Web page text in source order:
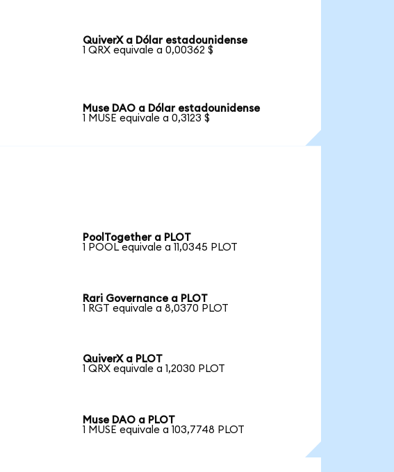
QuiverX a Dólar estadounidense
1 QRX equivale a 0,00362 $
Muse DAO a Dólar estadounidense
1 MUSE equivale a 0,3123 $
PoolTogether a PLOT
1 POOL equivale a 11,0345 PLOT
Rari Governance a PLOT
1 RGT equivale a 8,0370 PLOT
QuiverX a PLOT
1 QRX equivale a 1,2030 PLOT
Muse DAO a PLOT
1 MUSE equivale a 103,7748 PLOT